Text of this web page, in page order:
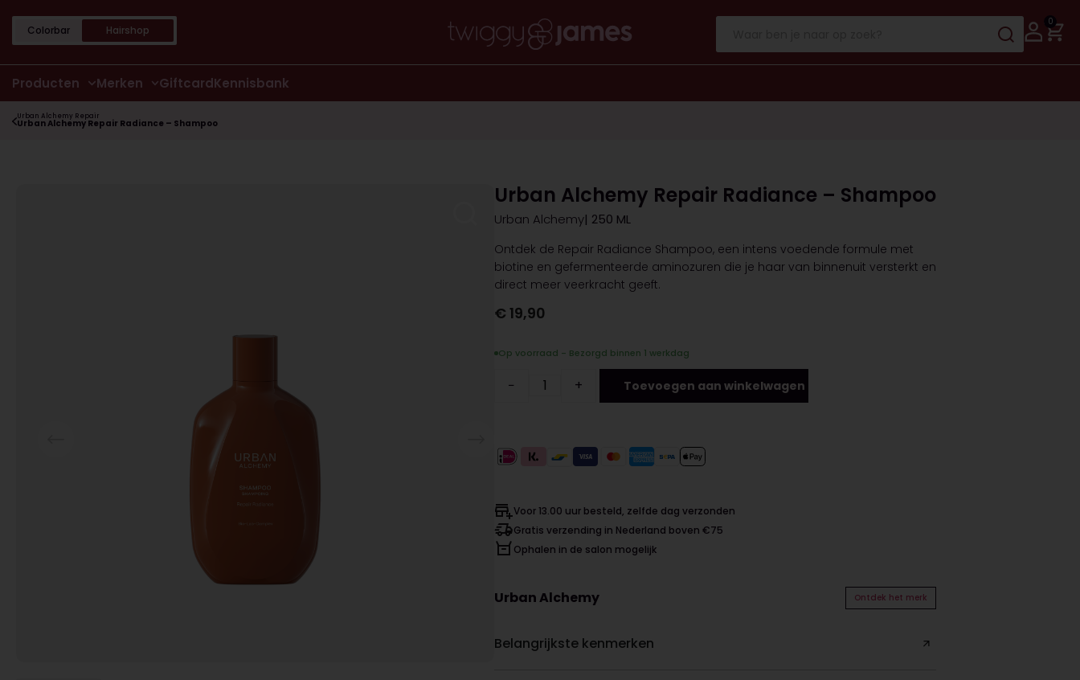
Colorbar Hairshop
0
Producten Merken GiftcardKennisbank
Urban Alchemy Repair
Urban Alchemy Repair Radiance – Shampoo
Urban Alchemy Repair Radiance – Shampoo
Urban Alchemy| 250 ML
Ontdek de Repair Radiance Shampoo, een intens voedende formule met
biotine en gefermenteerde aminozuren die je haar van binnenuit versterkt en
direct meer veerkracht geeft.
€ 19,90
Op voorraad - Bezorgd binnen 1 werkdag
− + Toevoegen aan winkelwagen
Voor 13.00 uur besteld, zelfde dag verzonden
Gratis verzending in Nederland boven €75
Ophalen in de salon mogelijk
Urban Alchemy Ontdek het merk
Belangrijkste kenmerken